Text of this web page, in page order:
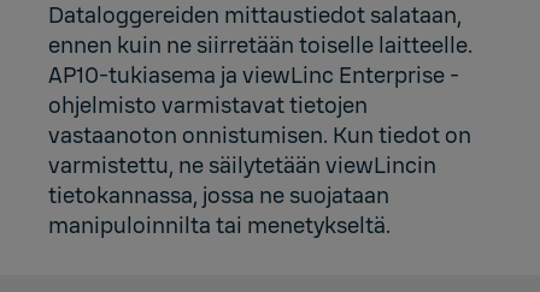
Dataloggereiden mittaustiedot salataan,
ennen kuin ne siirretään toiselle laitteelle.
AP10-tukiasema ja viewLinc Enterprise -
ohjelmisto varmistavat tietojen
vastaanoton onnistumisen. Kun tiedot on
varmistettu, ne säilytetään viewLincin
tietokannassa, jossa ne suojataan
manipuloinnilta tai menetykseltä.